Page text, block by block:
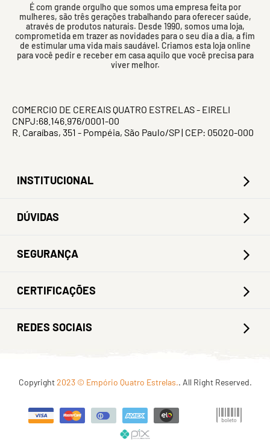
É com grande orgulho que somos uma empresa feita por
mulheres, são três gerações trabalhando para oferecer saúde,
através de produtos naturais. Desde 1990, somos uma loja,
comprometida em trazer as novidades para o seu dia a dia, a fim
de estimular uma vida mais saudável. Criamos esta loja online
para você pedir e receber em casa aquilo que você precisa para
viver melhor.
COMERCIO DE CEREAIS QUATRO ESTRELAS - EIRELI
CNPJ:68.146.976/0001-00
R. Caraíbas, 351 - Pompéia, São Paulo/SP | CEP: 05020-000
INSTITUCIONAL
DÚVIDAS
SEGURANÇA
CERTIFICAÇÕES
REDES SOCIAIS
Copyright2023 © Empório Quatro Estrelas.. All Right Reserved.